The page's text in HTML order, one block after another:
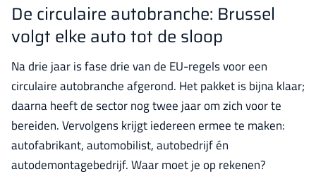
De circulaire autobranche: Brussel
volgt elke auto tot de sloop
Na drie jaar is fase drie van de EU-regels voor een
circulaire autobranche afgerond. Het pakket is bijna klaar;
daarna heeft de sector nog twee jaar om zich voor te
bereiden. Vervolgens krijgt iedereen ermee te maken:
autofabrikant, automobilist, autobedrijf én
autodemontagebedrijf. Waar moet je op rekenen?